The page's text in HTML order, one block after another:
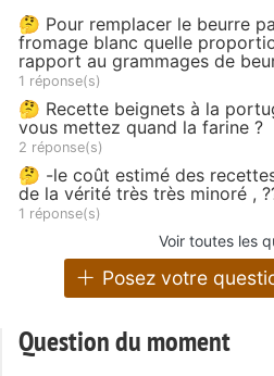
🤔 Pour remplacer le beurre
fromage blanc quelle
rapport au grammages de
1 réponse(s)
🤔 Recette beignets à la
vous mettez quand la farine ?
2 réponse(s)
🤔 -le coût estimé des
de la vérité très très minoré ,
1 réponse(s)
Voir toutes les
Posez votre
Question du moment